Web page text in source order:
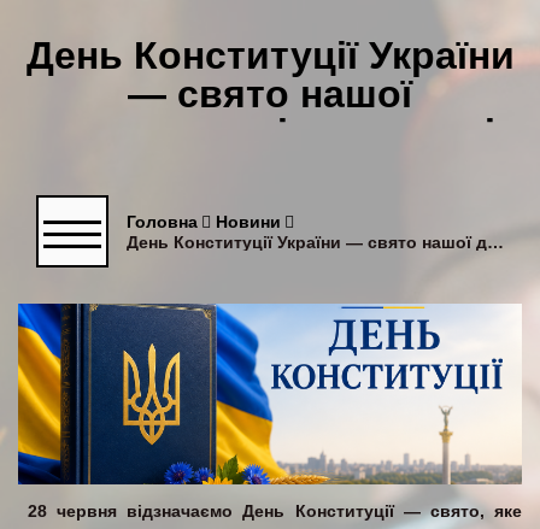
День Конституції України
— свято нашої
державності та єдності
Головна
Новини
День Конституції України — свято нашої державності та єдності
28 червня відзначаємо День Конституції — свято, яке